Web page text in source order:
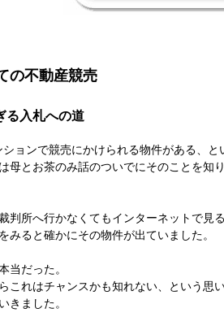
の不動産競売
る入札への道
ョンで競売にかけられる物件がある、と
母とお茶のみ話のついでにそのことを知
判所へ行かなくてもインターネットで見
みると確かにその物件が出ていました。
当だった。
これはチャンスかも知れない、という思
きました。